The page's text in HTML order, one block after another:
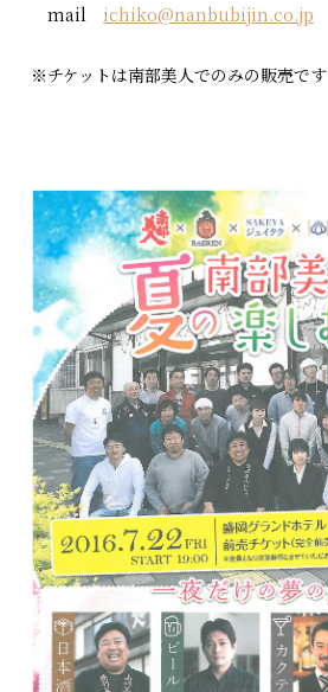
mail ichiko@nanbubijin.co.jp
※チケットは南部美人でのみの販売です